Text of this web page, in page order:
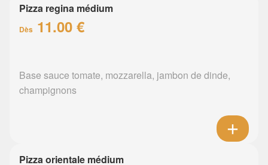
Pizza regina médium
Dès 11.00 €
Base sauce tomate, mozzarella, jambon de dinde,
champignons
Pizza orientale médium